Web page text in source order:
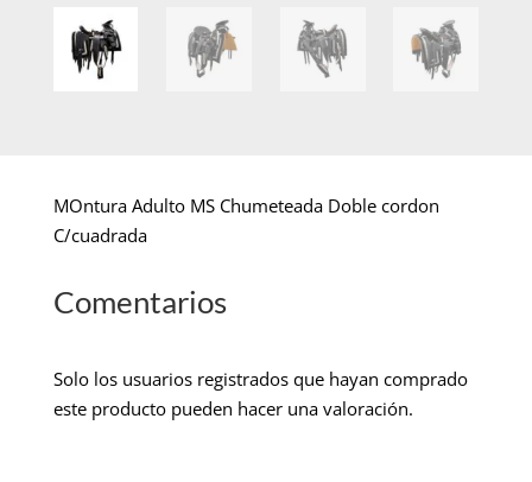
MOntura Adulto MS Chumeteada Doble cordon
C/cuadrada
Comentarios
Solo los usuarios registrados que hayan comprado
este producto pueden hacer una valoración.